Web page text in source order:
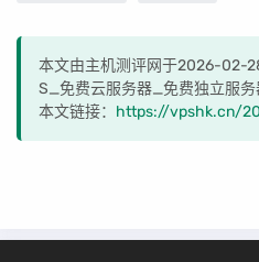
本文由主机测评网于2026-02-
S_免费云服务器_免费独立服务
本文链接： https://vpshk.cn/